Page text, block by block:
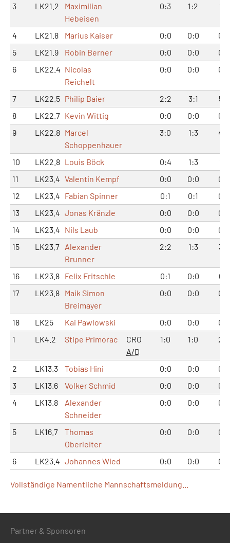
3 LK21.2
Maximilian
Hebeisen
0:3 1:2
4 LK21.8 Marius Kaiser 0:0 0:0
0:0
5
LK21.9 Robin Berner 0:0 0:0
0:0
6
LK22.4 Nicolas
Reichelt
0:0 0:0 0:0
7 LK22.5 Philip Baier 2:2 3:1
5:3
8
LK22.7 Kevin Wittig 0:0 0:0
0:0
9
LK22.8 Marcel
Schoppenhauer
3:0 1:3 4:3
10 LK22.8 Louis Böck 0:4 1:3
11
LK23.4 Valentin Kempf 0:0 0:0
0:0
12
LK23.4 Fabian Spinner 0:1 0:1
0:2
13
LK23.4 Jonas Kränzle 0:0 0:0
0:0
14
LK23.4 Nils Laub 0:0 0:0
0:0
15
LK23.7 Alexander
Brunner
2:2 1:3 3:5
16 LK23.8 Felix Fritschle 0:1 0:0
0:1
17
LK23.8 Maik Simon
Breimayer
0:0 0:0 0:0
18 LK25 Kai Pawlowski 0:0 0:0
0:0
1
LK4.2 Stipe Primorac
CRO
A/D
1:0 1:0 2:0
2 LK13.3 Tobias Hini 0:0 0:0
0:0
3
LK13.6 Volker Schmid 0:0 0:0
0:0
4
LK13.8
Alexander
Schneider
0:0 0:0 0:0
5 LK16.7
Thomas
Oberleiter
0:0 0:0 0:0
6 LK23.4 Johannes Wied 0:0 0:0 0:0
Vollständige Namentliche Mannschaftsmeldung...
Partner & Sponsoren